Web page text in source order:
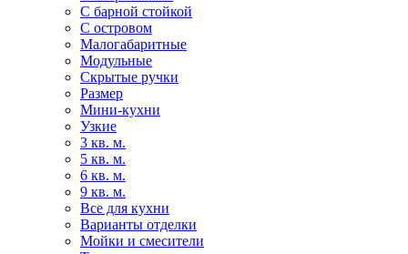
С барной стойкой
С островом
Малогабаритные
Модульные
Скрытые ручки
Размер
Мини-кухни
Узкие
3 кв. м.
5 кв. м.
6 кв. м.
9 кв. м.
Все для кухни
Варианты отделки
Мойки и смесители